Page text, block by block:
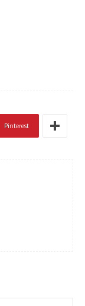
Pinterest